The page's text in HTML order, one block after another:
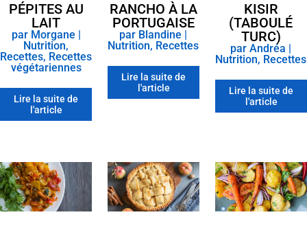
PÉPITES AU
LAIT
par Morgane
Nutrition,
Recettes, Recettes
végétariennes
Lire la suite de
l'article
RANCHO À LA
PORTUGAISE
par Blandine
Nutrition, Recettes
Lire la suite de
l'article
KISIR
(TABOULÉ
TURC)
parAndréa
Nutrition, Recettes
Lire la suite de
l'article